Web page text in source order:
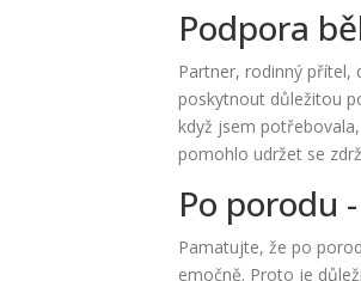
Podpora
Partner, rodinný přítel,
poskytnout důležitou
když jsem
pomohlo udržet se
Po porodu
Pamatujte, že po
emočně. Proto je